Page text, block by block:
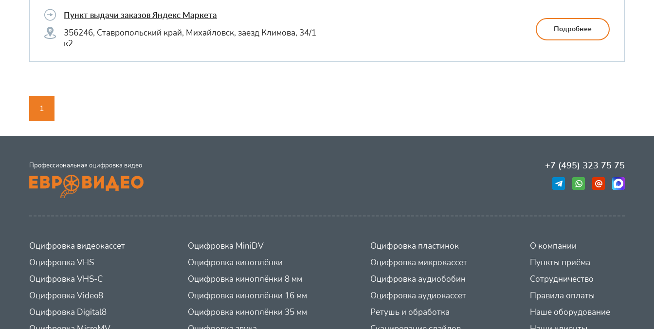
Пункт выдачи заказов Яндекс Маркета
356246, Ставропольский край, Михайловск, заезд Климова, 34/1
к2
Подробнее
1
Профессиональная оцифровка видео +7 (495) 323 75 75
Оцифровка видеокассет
Оцифровка VHS
Оцифровка VHS-C
Оцифровка Video8
Оцифровка Digital8
Оцифровка MiniDV
Оцифровка киноплёнки
Оцифровка киноплёнки 8 мм
Оцифровка киноплёнки 16 мм
Оцифровка киноплёнки 35 мм
Оцифровка пластинок
Оцифровка микрокассет
Оцифровка аудиобобин
Оцифровка аудиокассет
Ретушь и обработка
О компании
Пункты приёма
Сотрудничество
Правила оплаты
Наше оборудование